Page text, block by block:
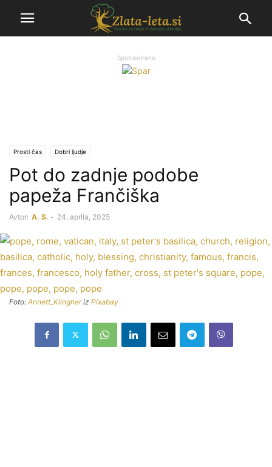
Sponzorirano
Prosti čas Dobri ljudje
Pot do zadnje podobe
papeža Frančiška
Avtor: A. S. - 24. aprila, 2025
Foto: Annett_Klingneriz Pixabay